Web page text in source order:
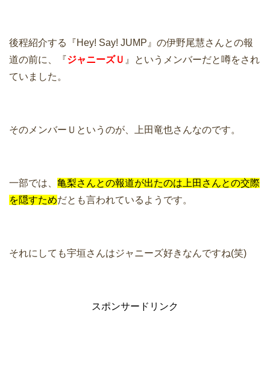
後程紹介する『Hey! Say! JUMP』の伊野尾慧さんとの報
道の前に、『ジャニーズＵ 』というメンバーだと噂をされ
ていました。
そのメンバーＵというのが、上田竜也さんなのです。
一部では、 亀梨さんとの報道が出たのは上田さんとの交際
を隠すためだとも言われているようです。
それにしても宇垣さんはジャニーズ好きなんですね(笑)
スポンサードリンク